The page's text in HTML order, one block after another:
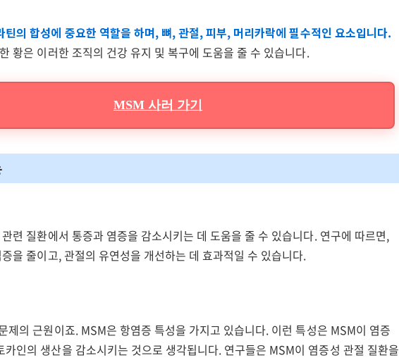
틴의 합성에 중요한 역할을 하며, 뼈, 관절, 피부, 머리카락에 필수적인 요소입니다.
황은 이러한 조직의 건강 유지 및 복구에 도움을 줄 수 있습니다.
MSM 사러 가기
련 질환에서 통증과 염증을 감소시키는 데 도움을 줄 수 있습니다. 연구에 따르면,
을 줄이고, 관절의 유연성을 개선하는 데 효과적일 수 있습니다.
제의 근원이죠. MSM은 항염증 특성을 가지고 있습니다. 이런 특성은 MSM이 염증
카인의 생산을 감소시키는 것으로 생각됩니다. 연구들은 MSM이 염증성 관절 질환을